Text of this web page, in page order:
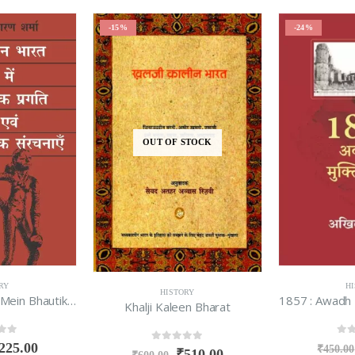
Bharat
5
-24%
1857 : Awadh Ka Muktisangram
0 out of 5
₹450.00 ₹340.00
-25%
HISTORY
₹399.00